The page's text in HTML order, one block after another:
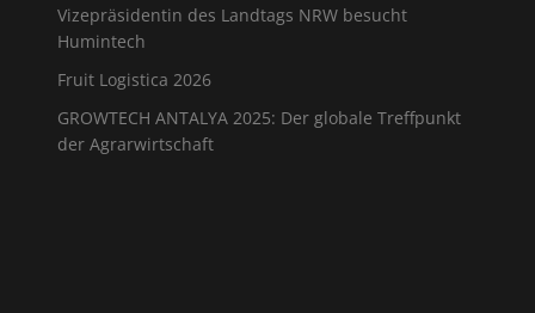
Vizepräsidentin des Landtags NRW besucht
Humintech
Fruit Logistica 2026
GROWTECH ANTALYA 2025: Der globale Treffpunkt
der Agrarwirtschaft